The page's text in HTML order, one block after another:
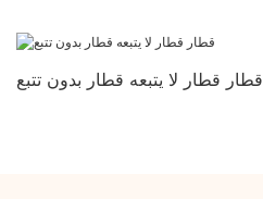
قطار قطار لا يتبعه قطار بدون تتبع